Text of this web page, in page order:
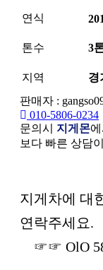
연식
톤수 3
지역
경
판매자 :
010-5806-0234
문의시 지게몬
보다 빠른 상담
본문
지게차에 대
연락주세요.
☞☞ OlO